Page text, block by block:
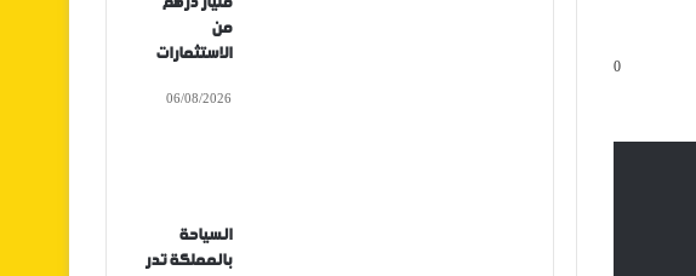
0
من
الاستثمارات
06/08/2026
السياحة
بالمملكة تدر